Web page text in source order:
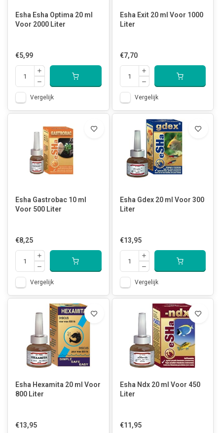
Esha Esha Optima 20 ml
Voor 2000 Liter
€5,99
Vergelijk
Esha Exit 20 ml Voor 1000
Liter
€7,70
Vergelijk
Esha Gastrobac 10 ml
Voor 500 Liter
€8,25
Vergelijk
Esha Gdex 20 ml Voor 300
Liter
€13,95
Vergelijk
Esha Hexamita 20 ml Voor
800 Liter
€13,95
Esha Ndx 20 ml Voor 450
Liter
€11,95